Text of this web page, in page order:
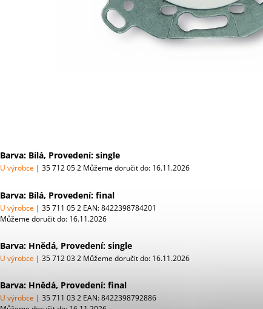
Barva: Bílá, Provedení: single
U výrobce | 35 712 05 2 Můžeme doručit do: 16.11.2026
Barva: Bílá, Provedení: final
U výrobce | 35 711 05 2 EAN: 8422398784201
Můžeme doručit do: 16.11.2026
Barva: Hnědá, Provedení: single
U výrobce | 35 712 03 2 Můžeme doručit do: 16.11.2026
Barva: Hnědá, Provedení: final
U výrobce | 35 711 03 2 EAN: 8422398792886